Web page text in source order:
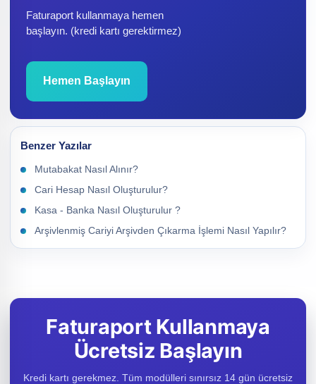
Faturaport kullanmaya hemen
başlayın. (kredi kartı gerektirmez)
Hemen Başlayın
Benzer Yazılar
Mutabakat Nasıl Alınır?
Cari Hesap Nasıl Oluşturulur?
Kasa - Banka Nasıl Oluşturulur ?
Arşivlenmiş Cariyi Arşivden Çıkarma İşlemi Nasıl Yapılır?
Faturaport Kullanmaya
Ücretsiz Başlayın
Kredi kartı gerekmez. Tüm modülleri sınırsız 14 gün ücretsiz